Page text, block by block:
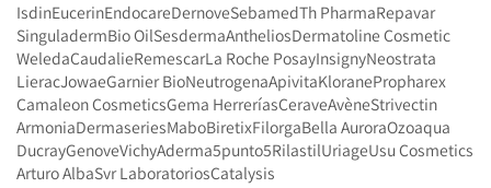
IsdinEucerinEndocareDernoveSebamedTh PharmaRepavar
SinguladermBio OilSesdermaAntheliosDermatoline Cosmetic
WeledaCaudalieRemescarLa Roche PosayInsignyNeostrata
LieracJowaeGarnier BioNeutrogenaApivitaKloranePropharex
Camaleon CosmeticsGema HerreríasCeraveAvèneStrivectin
ArmoniaDermaseriesMaboBiretixFilorgaBella AuroraOzoaqua
DucrayGenoveVichyAderma5punto5RilastilUriageUsu Cosmetics
Arturo AlbaSvr LaboratoriosCatalysis